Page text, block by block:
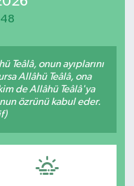
Teâlâ, onun ayıplarını
Allâhü Teâlâ, ona
de Allâhü Teâlâ'ya
özrünü kabul eder.